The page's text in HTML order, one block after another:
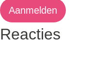
Aanmelden
Reacties